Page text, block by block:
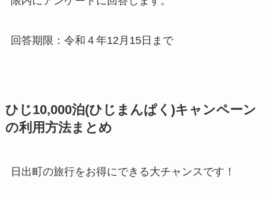
回答期限：令和４年12月15日まで
ひじ10,000泊(ひじまんぱく)キャンペーン
の利用方法まとめ
日出町の旅行をお得にできる大チャンスです！